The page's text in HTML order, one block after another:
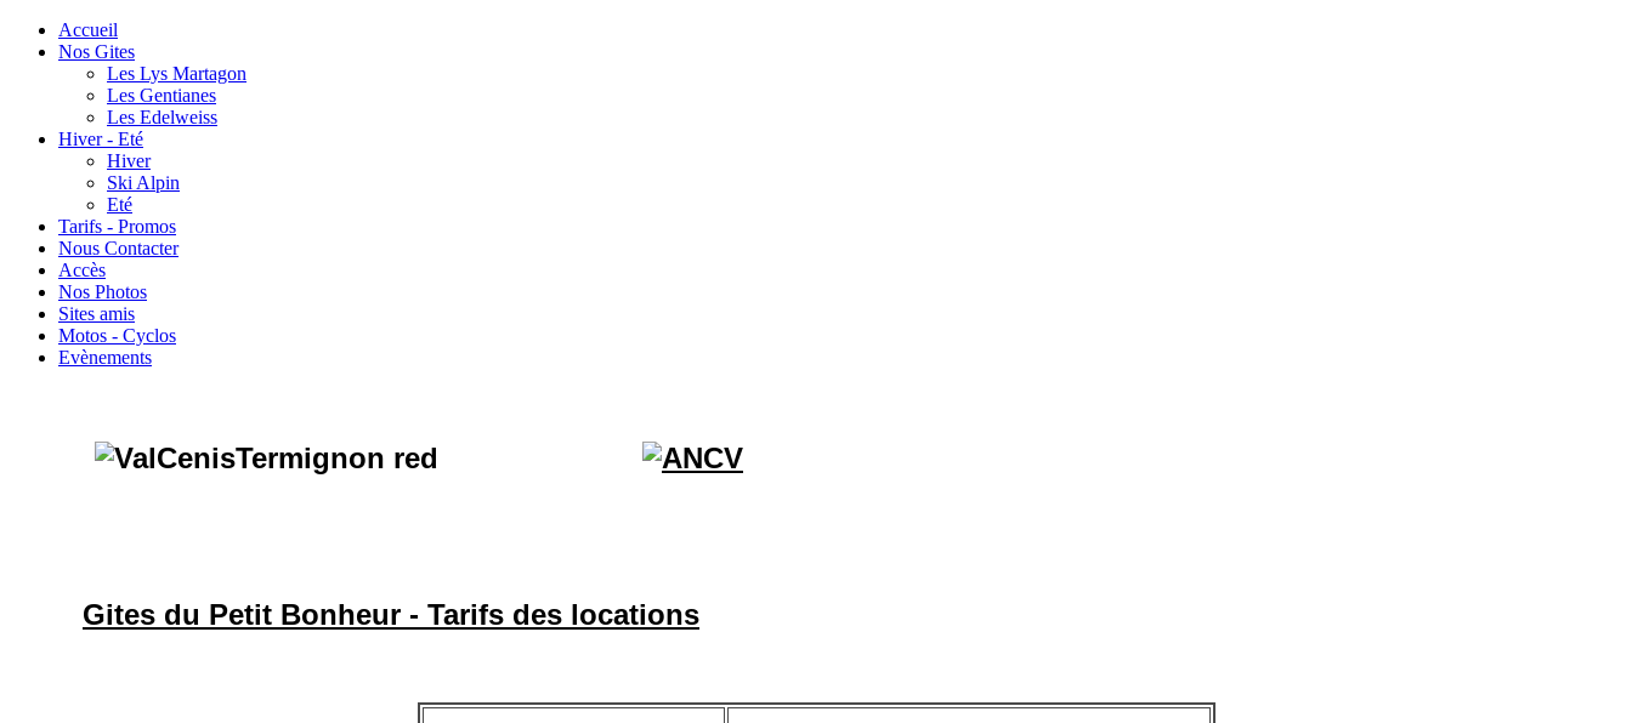
Accueil
Nos Gites
Les Lys Martagon
Les Gentianes
Les Edelweiss
Hiver - Eté
Hiver
Ski Alpin
Eté
Tarifs - Promos
Nous Contacter
Accès
Nos Photos
Sites amis
Motos - Cyclos
Evènements
Gites du Petit Bonheur - Tarifs des locations